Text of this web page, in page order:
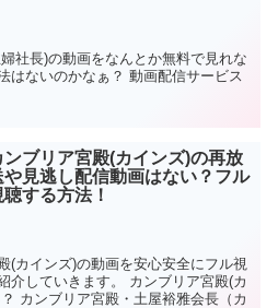
社長)の動画をなんとか無料で見れな
はないのかなぁ？ 動画配信サービス
ンブリア宮殿(カインズ)の再放
や見逃し配信動画はない？フル
聴する方法！
(カインズ)の動画を安心安全にフル視
介していきます。 カンブリア宮殿(カ
カンブリア宮殿・土屋裕雅会長（カ